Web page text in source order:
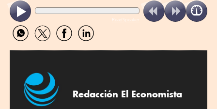
ReadSpeaker
Compartir
por
Compartir
por
Compartir
por
Compartir
por
Redacción El Economista